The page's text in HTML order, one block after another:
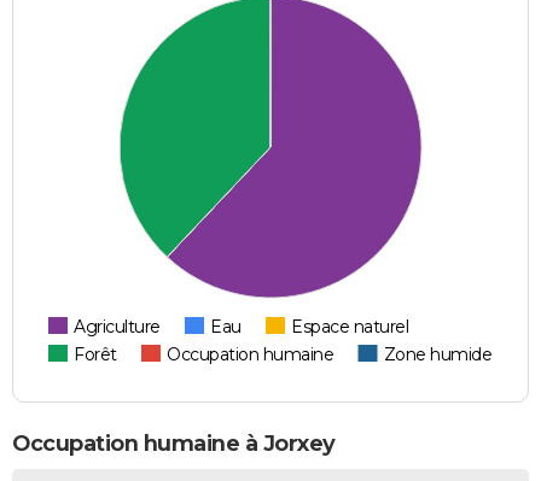
Agriculture Eau
Espace naturel
Forêt
Occupation humaine Zone humide
Occupation humaine à Jorxey